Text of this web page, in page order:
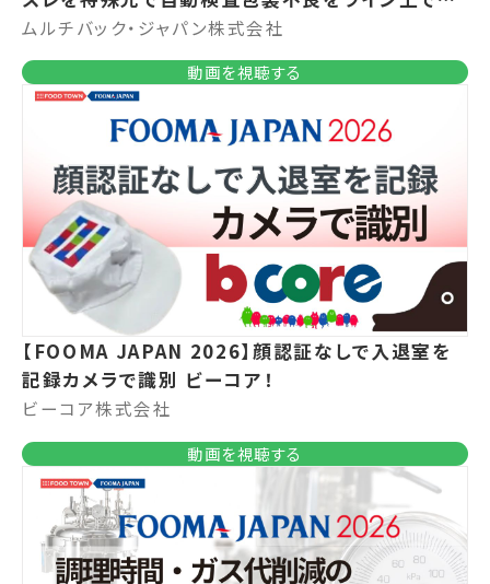
逃さない ムルチバック・ジャパン！
ムルチバック・ジャパン株式会社
動画を視聴する
【FOOMA JAPAN 2026】顔認証なしで入退室を
記録カメラで識別 ビーコア！
ビーコア株式会社
動画を視聴する